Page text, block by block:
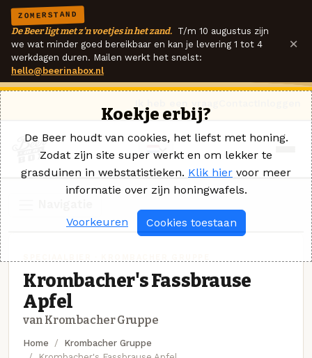
ZOMERSTAND
De Beer ligt met z'n voetjes in het zand. T/m 10 augustus zijn
we wat minder goed bereikbaar en kan je levering 1 tot 4
werkdagen duren. Mailen werkt het snelst:
hello@beerinabox.nl
×
Krombacher's Fassbrause
Apfel
van Krombacher Gruppe
Home
Krombacher Gruppe
Koekje erbij?
De Beer houdt van cookies, het liefst met honing.
Zodat zijn site super werkt en om lekker te
grasduinen in webstatistieken. Klik hier voor meer
informatie over zijn honingwafels.
Voorkeuren Cookies toestaan